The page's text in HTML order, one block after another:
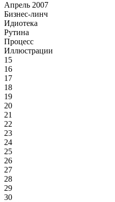
Апрель 2007
Бизнес-линч
Идиотека
Рутина
Процесс
Иллюстрации
15
16
17
18
19
20
21
22
23
24
25
26
27
28
29
30